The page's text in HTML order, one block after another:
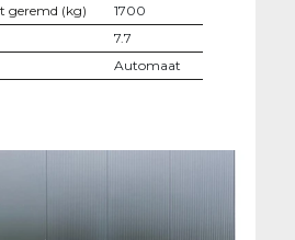
geremd (kg)
1700
7.7
Automaat